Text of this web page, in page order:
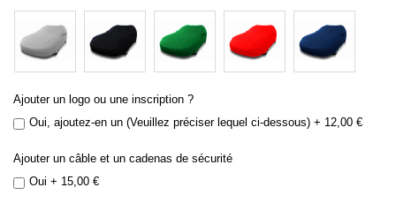
Ajouter un logo ou une inscription ?
Oui, ajoutez-en un (Veuillez préciser lequel ci-dessous) + 12,00 €
Ajouter un câble et un cadenas de sécurité
Oui + 15,00 €